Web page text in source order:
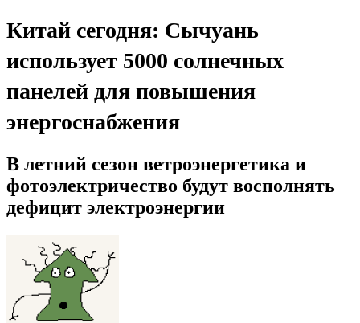
Китай сегодня: Сычуань
использует 5000 солнечных
панелей для повышения
энергоснабжения
В летний сезон ветроэнергетика и
фотоэлектричество будут восполнять
дефицит электроэнергии